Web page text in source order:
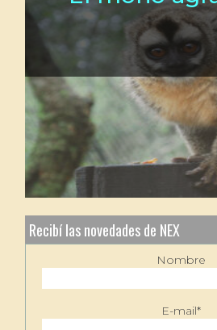
Recibí las novedades de NEX
Nombre
E-mail*